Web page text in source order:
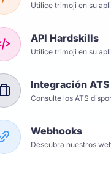
Utilice trimoji en su
API Hardskills
Utilice trimoji en su
Integración ATS
Consulte los ATS
Webhooks
Descubra nuestros